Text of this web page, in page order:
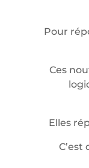
Pour
Ces
Elles